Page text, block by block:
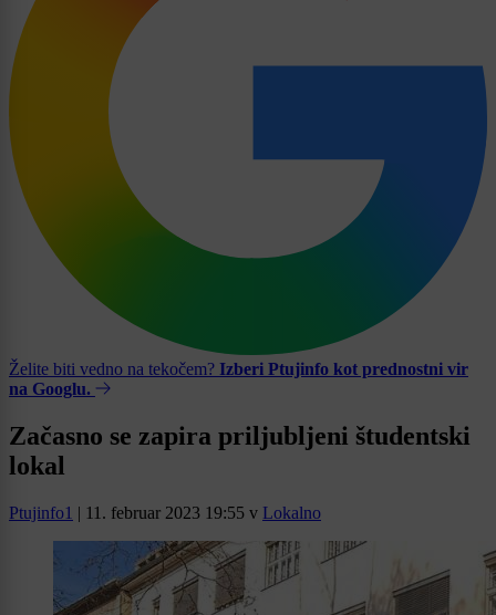
Želite biti vedno na tekočem? Izberi Ptujinfo kot prednostni vir
na Googlu.
Začasno se zapira priljubljeni študentski
lokal
Ptujinfo1 | 11. februar 2023 19:55 v Lokalno